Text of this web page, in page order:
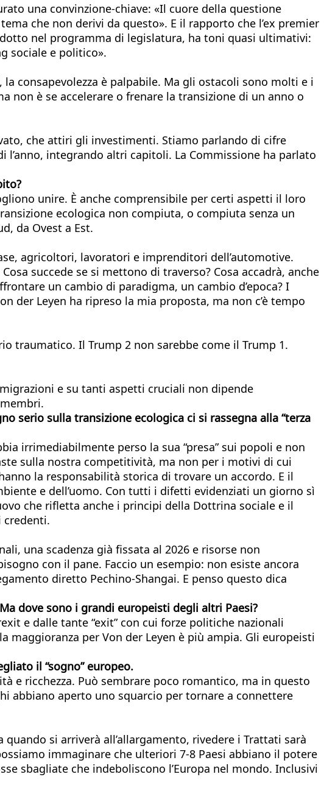
una convinzione-chiave: «Il cuore della questione
che non derivi da questo». E il rapporto che l’ex premier
nel programma di legislatura, ha toni quasi ultimativi:
sociale e politico».
consapevolezza è palpabile. Ma gli ostacoli sono molti e i
non è se accelerare o frenare la transizione di un anno o
che attiri gli investimenti. Stiamo parlando di cifre
integrando altri capitoli. La Commissione ha parlato
unire. È anche comprensibile per certi aspetti il loro
ecologica non compiuta, o compiuta senza un
da Ovest a Est.
agricoltori, lavoratori e imprenditori dell’automotive.
succede se si mettono di traverso? Cosa accadrà, anche
un cambio di paradigma, un cambio d’epoca? I
der Leyen ha ripreso la mia proposta, ma non c’è tempo
traumatico. Il Trump 2 non sarebbe come il Trump 1.
e su tanti aspetti cruciali non dipende
serio sulla transizione ecologica ci si rassegna alla “terza
irrimediabilmente perso la sua “presa” sui popoli e non
sulla nostra competitività, ma non per i motivi di cui
la responsabilità storica di trovare un accordo. E il
e dell’uomo. Con tutti i difetti evidenziati un giorno sì
che rifletta anche i principi della Dottrina sociale e il
credenti.
una scadenza già fissata al 2026 e risorse non
con il pane. Faccio un esempio: non esiste ancora
diretto Pechino-Shangai. E penso questo dica
dove sono i grandi europeisti degli altri Paesi?
e dalle tante “exit” con cui forze politiche nazionali
maggioranza per Von der Leyen è più ampia. Gli europeisti
il “sogno” europeo.
e ricchezza. Può sembrare poco romantico, ma in questo
abbiano aperto uno squarcio per tornare a connettere
si arriverà all’allargamento, rivedere i Trattati sarà
immaginare che ulteriori 7-8 Paesi abbiano il potere
sbagliate che indeboliscono l’Europa nel mondo. Inclusivi